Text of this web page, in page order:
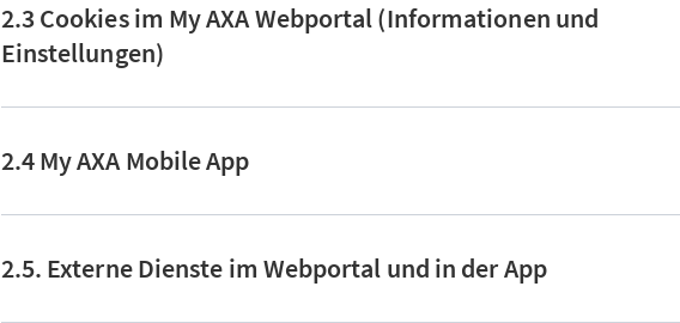
2.3 Cookies im My AXA Webportal (Informationen und
Einstellungen)
2.4 My AXA Mobile App
2.5. Externe Dienste im Webportal und in der App